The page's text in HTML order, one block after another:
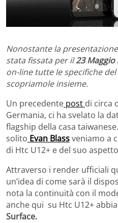
Nonostante la
stata fissata per il23 Maggio
on-line tutte le specifiche
scopriamole insieme.
Un precedente post di circa
Germania, ci ha svelato la
flagship della casa
solito Evan Blassveniamo a
di Htc U12+ e del suo
Attraverso i render ufficiali
un’idea di come sarà il
nota la continuità con il
anche qui su Htc U12+
Surface.